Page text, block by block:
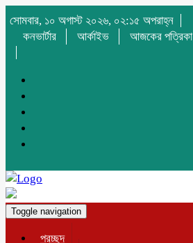
সোমবার, ১০ অগাস্ট ২০২৬, ০২:১৫ অপরাহ্ন
কনভার্টার
আর্কাইভ আজকের পত্রিকা
Toggle navigation
প্রচ্ছদ